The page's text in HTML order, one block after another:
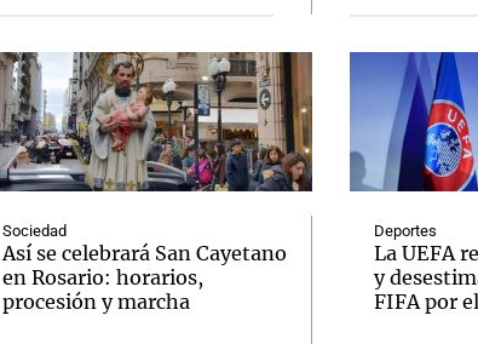
Sociedad
Así se celebrará San Cayetano
en Rosario: horarios,
procesión y marcha
Deportes
La UEFA
y
FIFA por
El huracán de Arequito